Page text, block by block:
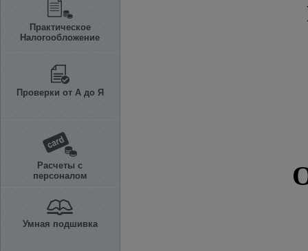
Практическое
Налогообложение
Проверки от А до Я
Расчеты с
персоналом
Умная подшивка